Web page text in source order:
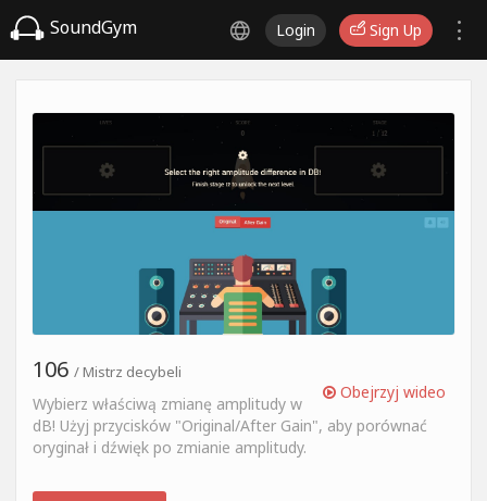
SoundGym Login Sign Up
Obejrzyj wideo
106 / Mistrz decybeli
Wybierz właściwą zmianę amplitudy w
dB! Użyj przycisków "Original/After Gain", aby porównać
oryginał i dźwięk po zmianie amplitudy.